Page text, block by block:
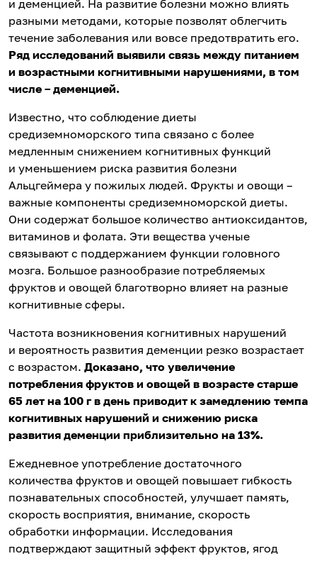
и деменцией. На развитие болезни можно влиять
разными методами, которые позволят облегчить
течение заболевания или вовсе предотвратить его.
Ряд исследований выявили связь между питанием
и возрастными когнитивными нарушениями, в том
числе – деменцией.
Известно, что соблюдение диеты
средиземноморского типа связано с более
медленным снижением когнитивных функций
и уменьшением риска развития болезни
Альцгеймера у пожилых людей. Фрукты и овощи –
важные компоненты средиземноморской диеты.
Они содержат большое количество антиоксидантов,
витаминов и фолата. Эти вещества ученые
связывают с поддержанием функции головного
мозга. Большое разнообразие потребляемых
фруктов и овощей благотворно влияет на разные
когнитивные сферы.
Частота возникновения когнитивных нарушений
и вероятность развития деменции резко возрастает
с возрастом. Доказано, что увеличение
потребления фруктов и овощей в возрасте старше
65 лет на 100 г в день приводит к замедлению темпа
когнитивных нарушений и снижению риска
развития деменции приблизительно на 13%.
Ежедневное употребление достаточного
количества фруктов и овощей повышает гибкость
познавательных способностей, улучшает память,
скорость восприятия, внимание, скорость
обработки информации. Исследования
подтверждают защитный эффект фруктов, ягод